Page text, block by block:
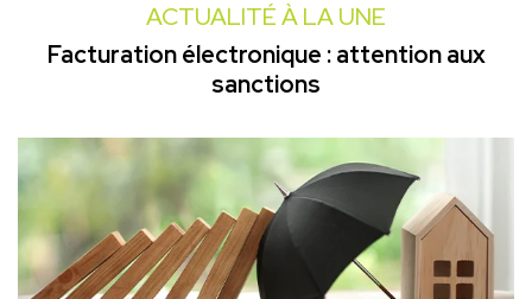
ACTUALITÉ À LA UNE
Facturation électronique : attention aux
sanctions